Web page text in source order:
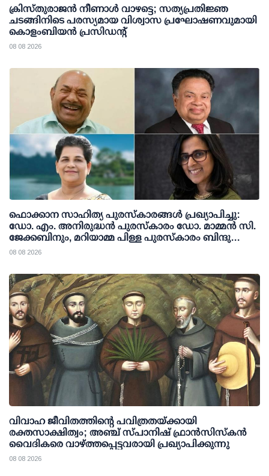
ക്രിസ്തുരാജൻ നീണാൾ വാഴട്ടെ; സത്യപ്രതിജ്ഞ
ചടങ്ങിനിടെ പരസ്യമായ വിശ്വാസ പ്രഘോഷണവുമായി
കൊളംബിയൻ പ്രസിഡന്റ്
08 08 2026
ഫൊക്കാന സാഹിത്യ പുരസ്‌കാരങ്ങള്‍ പ്രഖ്യാപിച്ചു:
ഡോ. എം. അനിരുദ്ധന്‍ പുരസ്‌കാരം ഡോ. മാമ്മന്‍ സി.
ജേക്കബിനും, മറിയാമ്മ പിള്ള പുരസ്‌കാരം ബിന്ദു
കാനയ്ക്കും
08 08 2026
വിവാഹ ജീവിതത്തിന്റെ പവിത്രതയ്ക്കായി
രക്തസാക്ഷിത്വം; അഞ്ച് സ്പാനിഷ് ഫ്രാന്‍സിസ്‌കന്‍
വൈദികരെ വാഴ്ത്തപ്പെട്ടവരായി പ്രഖ്യാപിക്കുന്നു
08 08 2026